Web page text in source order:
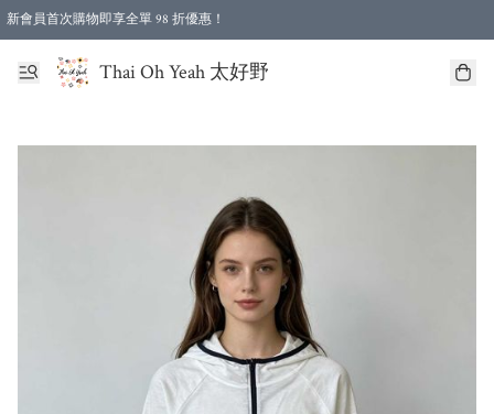
新會員首次購物即享全單 98 折優惠！
特選會員可享全單低至 96 折優惠！
Thai Oh Yeah 太好野